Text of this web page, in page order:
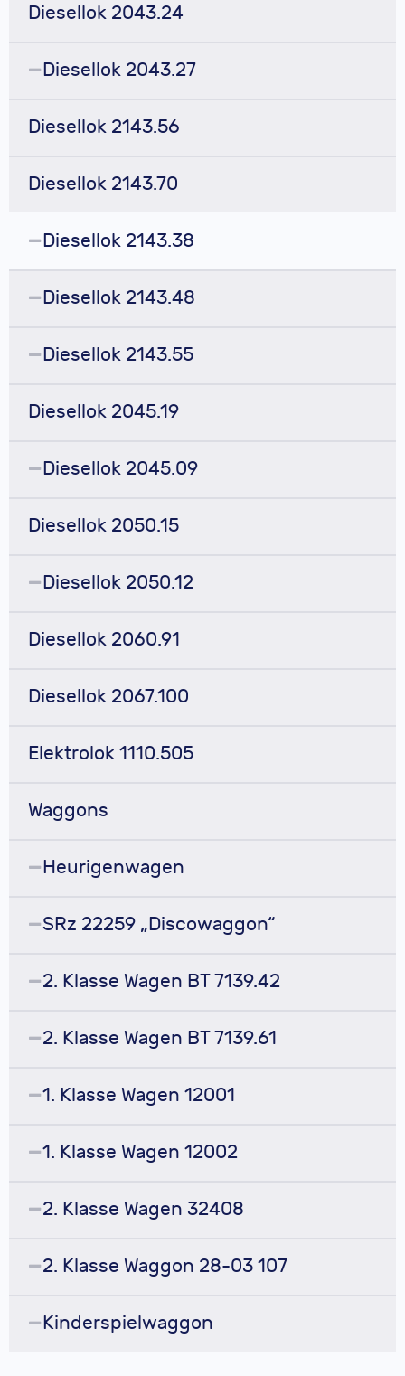
Diesellok 2043.24
Diesellok 2043.27
Diesellok 2143.56
Diesellok 2143.70
Diesellok 2143.38
Diesellok 2143.48
Diesellok 2143.55
Diesellok 2045.19
Diesellok 2045.09
Diesellok 2050.15
Diesellok 2050.12
Diesellok 2060.91
Diesellok 2067.100
Elektrolok 1110.505
Waggons
Heurigenwagen
SRz 22259 „Discowaggon“
2. Klasse Wagen BT 7139.42
2. Klasse Wagen BT 7139.61
1. Klasse Wagen 12001
1. Klasse Wagen 12002
2. Klasse Wagen 32408
2. Klasse Waggon 28-03 107
Kinderspielwaggon